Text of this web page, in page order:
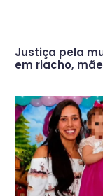
Justiça pela
em riacho,